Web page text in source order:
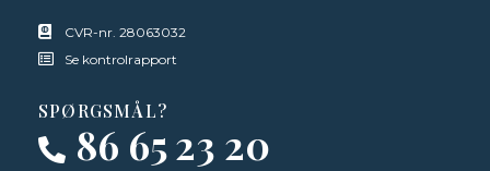
CVR-nr. 28063032
Se kontrolrapport
SPØRGSMÅL?
86 65 23 20